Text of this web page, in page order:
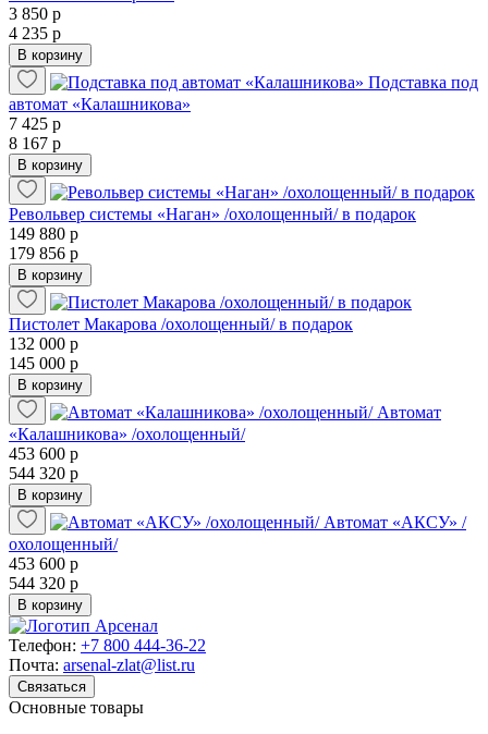
3 850 р
4 235 р
В корзину
Подставка под
автомат «Калашникова»
7 425 р
8 167 р
В корзину
Револьвер системы «Наган» /охолощенный/ в подарок
149 880 р
179 856 р
В корзину
Пистолет Макарова /охолощенный/ в подарок
132 000 р
145 000 р
В корзину
Автомат
«Калашникова» /охолощенный/
453 600 р
544 320 р
В корзину
Автомат «АКСУ» /
охолощенный/
453 600 р
544 320 р
В корзину
Телефон: +7 800 444-36-22
Почта: arsenal-zlat@list.ru
Связаться
Основные товары